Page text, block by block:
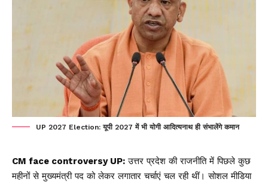
UP 2027 Election: यूपी 2027 में भी योगी आदित्यनाथ ही संभालेंगे कमान
CM face controversy UP: उत्तर प्रदेश की राजनीति में पिछले कुछ
महीनों से मुख्यमंत्री पद को लेकर लगातार चर्चाएं चल रही थीं। सोशल मीडिया